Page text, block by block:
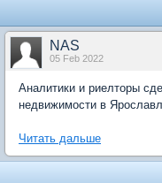
NAS
05 Feb 2022
Аналитики и риелторы
недвижимости в
Читать дальше